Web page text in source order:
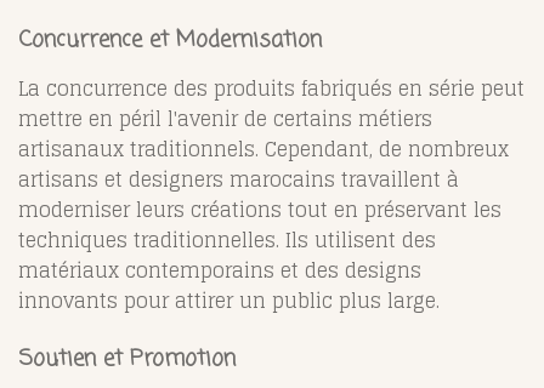
Concurrence et Modernisation
La concurrence des produits fabriqués en série peut
mettre en péril l'avenir de certains métiers
artisanaux traditionnels. Cependant, de nombreux
artisans et designers marocains travaillent à
moderniser leurs créations tout en préservant les
techniques traditionnelles. Ils utilisent des
matériaux contemporains et des designs
innovants pour attirer un public plus large.
Soutien et Promotion